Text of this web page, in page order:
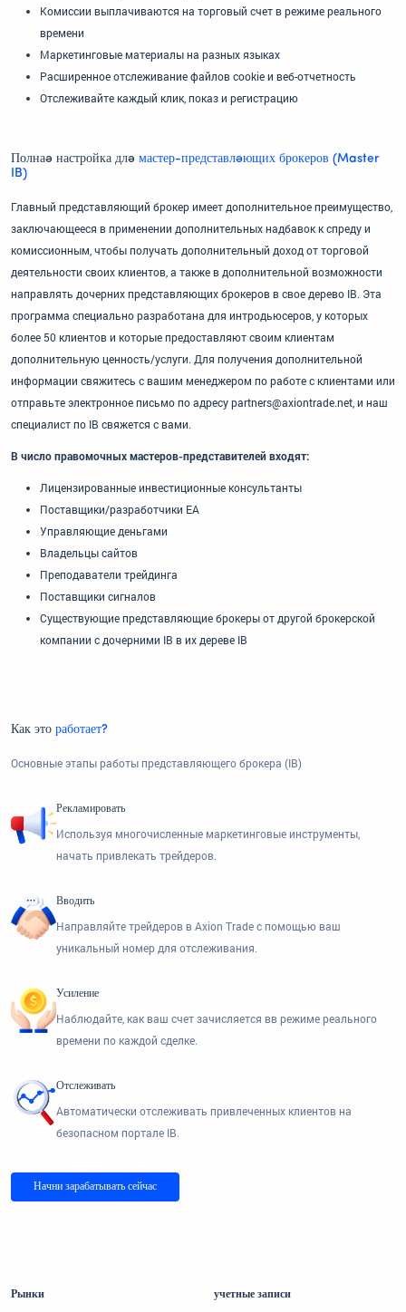
Комиссии выплачиваются на торговый счет в режиме реального
времени
Маркетинговые материалы на разных языках
Расширенное отслеживание файлов cookie и веб-отчетность
Отслеживайте каждый клик, показ и регистрацию
Полная настройка для мастер-представляющих брокеров (Master
IB)
Главный представляющий брокер имеет дополнительное преимущество,
заключающееся в применении дополнительных надбавок к спреду и
комиссионным, чтобы получать дополнительный доход от торговой
деятельности своих клиентов, а также в дополнительной возможности
направлять дочерних представляющих брокеров в свое дерево IB. Эта
программа специально разработана для интродьюсеров, у которых
более 50 клиентов и которые предоставляют своим клиентам
дополнительную ценность/услуги. Для получения дополнительной
информации свяжитесь с вашим менеджером по работе с клиентами или
отправьте электронное письмо по адресу partners@axiontrade.net, и наш
специалист по IB свяжется с вами.
В число правомочных мастеров-представителей входят:
Лицензированные инвестиционные консультанты
Поставщики/разработчики EA
Управляющие деньгами
Владельцы сайтов
Преподаватели трейдинга
Поставщики сигналов
Существующие представляющие брокеры от другой брокерской
компании с дочерними IB в их дереве IB
Как это работает?
Основные этапы работы представляющего брокера (IB)
Рекламировать
Используя многочисленные маркетинговые инструменты,
начать привлекать трейдеров.
Вводить
Направляйте трейдеров в Axion Trade с помощью ваш
уникальный номер для отслеживания.
Усиление
Наблюдайте, как ваш счет зачисляется вв режиме реального
времени по каждой сделке.
Отслеживать
Автоматически отслеживать привлеченных клиентов на
безопасном портале IB.
Начни зарабатывать сейчас
Рынки учетные записи